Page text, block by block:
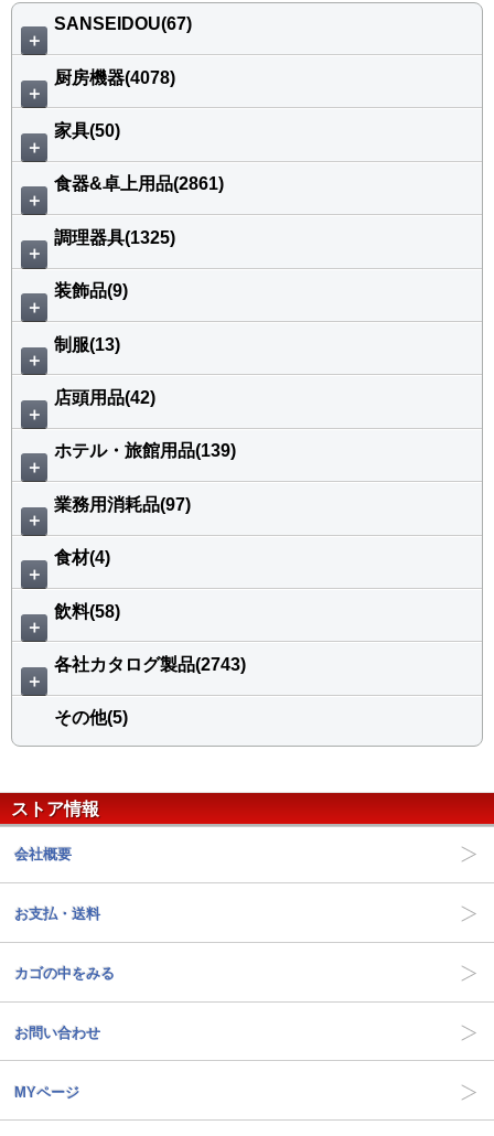
＋
SANSEIDOU(67)
＋
厨房機器(4078)
＋
家具(50)
＋
食器&卓上用品(2861)
＋
調理器具(1325)
＋
装飾品(9)
＋
制服(13)
＋
店頭用品(42)
＋
ホテル・旅館用品(139)
＋
業務用消耗品(97)
＋
食材(4)
＋
飲料(58)
＋
各社カタログ製品(2743)
その他(5)
ストア情報
会社概要
お支払・送料
カゴの中をみる
お問い合わせ
MYページ